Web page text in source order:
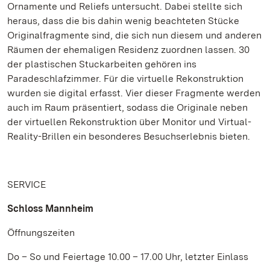
Ornamente und Reliefs untersucht. Dabei stellte sich
heraus, dass die bis dahin wenig beachteten Stücke
Originalfragmente sind, die sich nun diesem und anderen
Räumen der ehemaligen Residenz zuordnen lassen. 30
der plastischen Stuckarbeiten gehören ins
Paradeschlafzimmer. Für die virtuelle Rekonstruktion
wurden sie digital erfasst. Vier dieser Fragmente werden
auch im Raum präsentiert, sodass die Originale neben
der virtuellen Rekonstruktion über Monitor und Virtual-
Reality-Brillen ein besonderes Besuchserlebnis bieten.
SERVICE
Schloss Mannheim
Öffnungszeiten
Do – So und Feiertage 10.00 – 17.00 Uhr, letzter Einlass